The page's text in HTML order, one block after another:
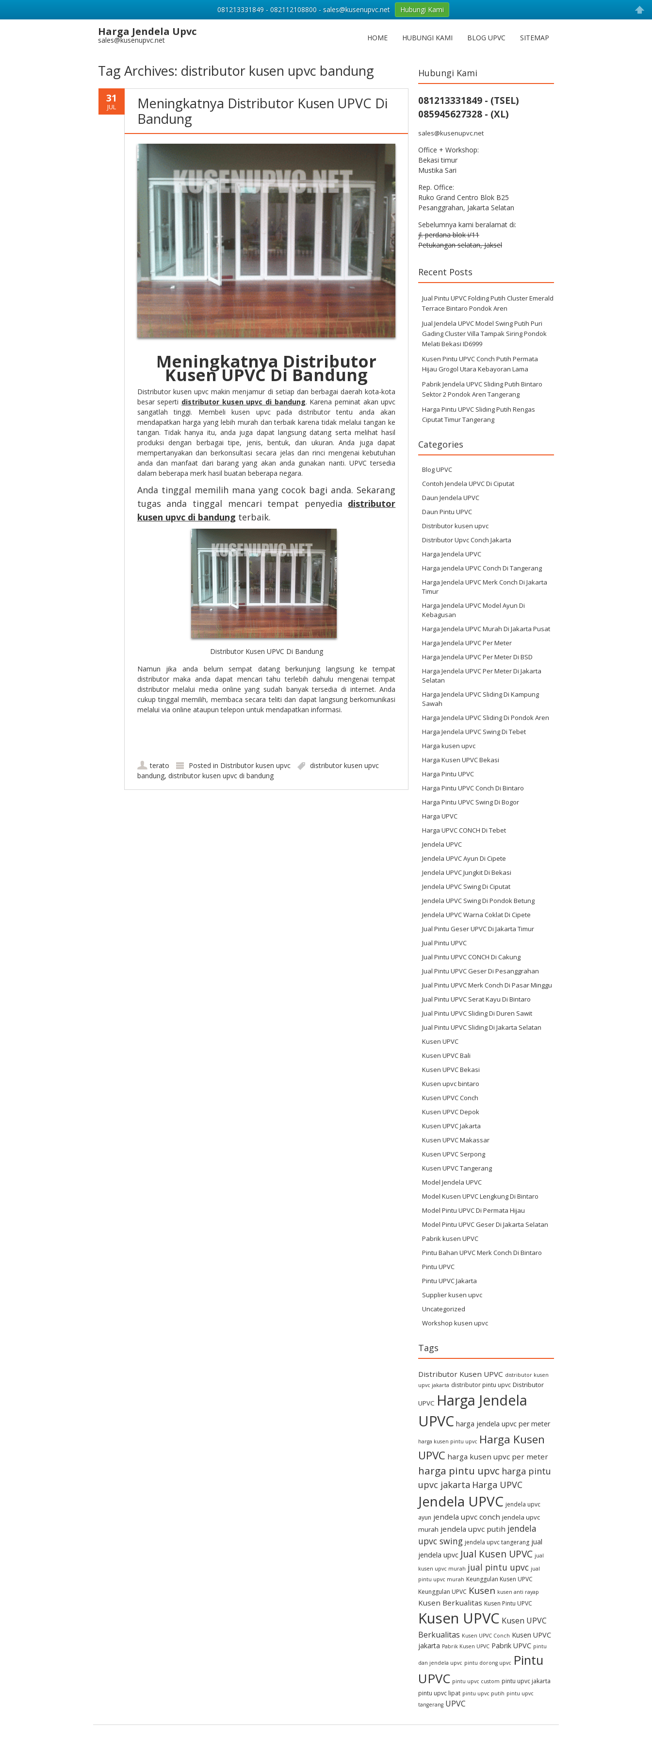
Harga Jendela Upvc
sales@kusenupvc.net HOME HUBUNGI KAMI BLOG UPVC SITEMAP
Tag Archives: distributor kusen upvc bandung
31
JUL
Meningkatnya Distributor Kusen UPVC Di
Bandung
Meningkatnya Distributor
Kusen UPVC Di Bandung
Distributor kusen upvc makin menjamur di setiap dan berbagai daerah kota-kota
besar seperti distributor kusen upvc di bandung. Karena peminat akan upvc
sangatlah tinggi. Membeli kusen upvc pada distributor tentu anda akan
mendapatkan harga yang lebih murah dan terbaik karena tidak melalui tangan ke
tangan. Tidak hanya itu, anda juga dapat langsung datang serta melihat hasil
produksi dengan berbagai tipe, jenis, bentuk, dan ukuran. Anda juga dapat
mempertanyakan dan berkonsultasi secara jelas dan rinci mengenai kebutuhan
anda dan manfaat dari barang yang akan anda gunakan nanti. UPVC tersedia
dalam beberapa merk hasil buatan beberapa negara.
Anda tinggal memilih mana yang cocok bagi anda. Sekarang
tugas anda tinggal mencari tempat penyedia distributor
kusen upvc di bandung terbaik.
Distributor Kusen UPVC Di Bandung
Namun jika anda belum sempat datang berkunjung langsung ke tempat
distributor maka anda dapat mencari tahu terlebih dahulu mengenai tempat
distributor melalui media online yang sudah banyak tersedia di internet. Anda
cukup tinggal memilih, membaca secara teliti dan dapat langsung berkomunikasi
melalui via online ataupun telepon untuk mendapatkan informasi.
terato Posted in Distributor kusen upvc
distributor kusen upvc
bandung, distributor kusen upvc di bandung
Hubungi Kami
081213331849 - (TSEL)
085945627328 - (XL)
sales@kusenupvc.net
Office + Workshop:
Bekasi timur
Mustika Sari
Rep. Office:
Ruko Grand Centro Blok B25
Pesanggrahan, Jakarta Selatan
Sebelumnya kami beralamat di:
jl. perdana blok i/11
Petukangan selatan, Jaksel
Recent Posts
Jual Pintu UPVC Folding Putih Cluster Emerald
Terrace Bintaro Pondok Aren
Jual Jendela UPVC Model Swing Putih Puri
Gading Cluster Villa Tampak Siring Pondok
Melati Bekasi ID6999
Kusen Pintu UPVC Conch Putih Permata
Hijau Grogol Utara Kebayoran Lama
Pabrik Jendela UPVC Sliding Putih Bintaro
Sektor 2 Pondok Aren Tangerang
Harga Pintu UPVC Sliding Putih Rengas
Ciputat Timur Tangerang
Categories
Blog UPVC
Contoh Jendela UPVC Di Ciputat
Daun Jendela UPVC
Daun Pintu UPVC
Distributor kusen upvc
Distributor Upvc Conch Jakarta
Harga Jendela UPVC
Harga jendela UPVC Conch Di Tangerang
Harga Jendela UPVC Merk Conch Di Jakarta
Timur
Harga Jendela UPVC Model Ayun Di
Kebagusan
Harga Jendela UPVC Murah Di Jakarta Pusat
Harga Jendela UPVC Per Meter
Harga Jendela UPVC Per Meter Di BSD
Harga Jendela UPVC Per Meter Di Jakarta
Selatan
Harga Jendela UPVC Sliding Di Kampung
Sawah
Harga Jendela UPVC Sliding Di Pondok Aren
Harga Jendela UPVC Swing Di Tebet
Harga kusen upvc
Harga Kusen UPVC Bekasi
Harga Pintu UPVC
Harga Pintu UPVC Conch Di Bintaro
Harga Pintu UPVC Swing Di Bogor
Harga UPVC
Harga UPVC CONCH Di Tebet
Jendela UPVC
Jendela UPVC Ayun Di Cipete
Jendela UPVC Jungkit Di Bekasi
Jendela UPVC Swing Di Ciputat
Jendela UPVC Swing Di Pondok Betung
Jendela UPVC Warna Coklat Di Cipete
Jual Pintu Geser UPVC Di Jakarta Timur
Jual Pintu UPVC
Jual Pintu UPVC CONCH Di Cakung
Jual Pintu UPVC Geser Di Pesanggrahan
Jual Pintu UPVC Merk Conch Di Pasar Minggu
Jual Pintu UPVC Serat Kayu Di Bintaro
Jual Pintu UPVC Sliding Di Duren Sawit
Jual Pintu UPVC Sliding Di Jakarta Selatan
Kusen UPVC
Kusen UPVC Bali
Kusen UPVC Bekasi
Kusen upvc bintaro
Kusen UPVC Conch
Kusen UPVC Depok
Kusen UPVC Jakarta
Kusen UPVC Makassar
Kusen UPVC Serpong
Kusen UPVC Tangerang
Model Jendela UPVC
Model Kusen UPVC Lengkung Di Bintaro
Model Pintu UPVC Di Permata Hijau
Model Pintu UPVC Geser Di Jakarta Selatan
Pabrik kusen UPVC
Pintu Bahan UPVC Merk Conch Di Bintaro
Pintu UPVC
Pintu UPVC Jakarta
Supplier kusen upvc
Uncategorized
Workshop kusen upvc
Tags
Distributor Kusen UPVC distributor kusen
upvc jakarta distributor pintu upvc Distributor
UPVC Harga Jendela
UPVC harga jendela upvc per meter
harga kusen pintu upvc Harga Kusen
UPVC harga kusen upvc per meter
harga pintu upvc harga pintu
upvc jakarta Harga UPVC
Jendela UPVC jendela upvc
ayun jendela upvc conch jendela upvc
murah jendela upvc putih jendela
upvc swing jendela upvc tangerang jual
jendela upvc Jual Kusen UPVC jual
kusen upvc murah jual pintu upvc jual
pintu upvc murah Keunggulan Kusen UPVC
Keunggulan UPVC Kusen kusen anti rayap
Kusen Berkualitas Kusen Pintu UPVC
Kusen UPVC Kusen UPVC
Berkualitas Kusen UPVC Conch Kusen UPVC
jakarta Pabrik Kusen UPVC Pabrik UPVC pintu
dan jendela upvc pintu dorong upvc Pintu
UPVC pintu upvc custom pintu upvc jakarta
pintu upvc lipat pintu upvc putih pintu upvc
tangerang UPVC
081213331849 - 082112108800 - sales@kusenupvc.net Hubungi Kami